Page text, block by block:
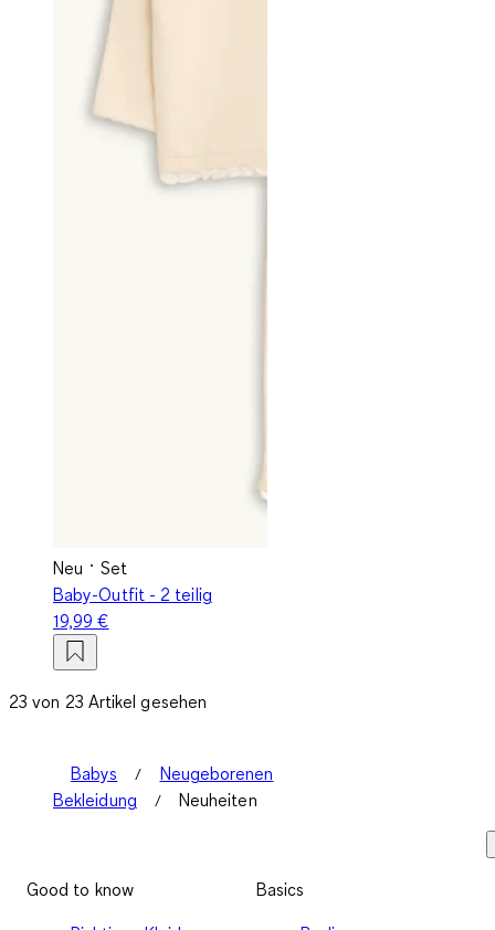
Neu
Set
Baby-Outfit - 2 teilig
19,99 €
23 von 23 Artikel gesehen
Babys
Neugeborenen
Bekleidung
Neuheiten
Good to know
Basics